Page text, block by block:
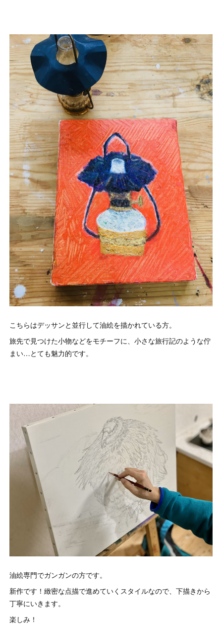
こちらはデッサンと並行して油絵を描かれている方。
旅先で見つけた小物などをモチーフに、小さな旅行記のような佇
まい…とても魅力的です。
油絵専門でガンガンの方です。
新作です！緻密な点描で進めていくスタイルなので、下描きから
丁寧にいきます。
楽しみ！